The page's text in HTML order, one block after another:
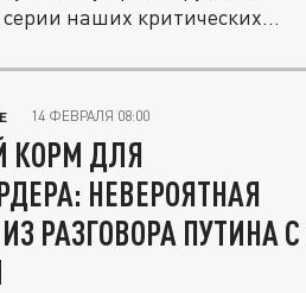
наших критических...
14 ФЕВРАЛЯ 08:00
КОРМ ДЛЯ
НЕВЕРОЯТНАЯ
РАЗГОВОРА ПУТИНА С